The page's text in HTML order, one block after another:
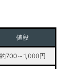
値段
約700～1,000円